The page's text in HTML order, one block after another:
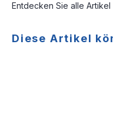
Entdecken Sie alle
Diese Artikel